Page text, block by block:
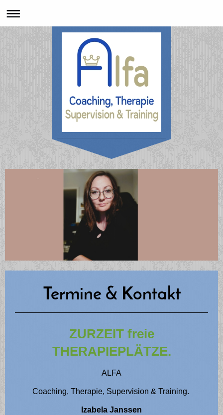
Termine & Kontakt
ZURZEIT freie
THERAPIEPLÄTZE.
ALFA
Coaching, Therapie, Supervision & Training.
Izabela Janssen